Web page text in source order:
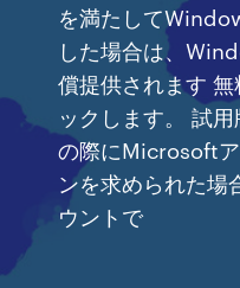
を満たして
した場合は、
償提供されます
ックします。 試
の際にMicrosoft
ンを求められた場
ウントで